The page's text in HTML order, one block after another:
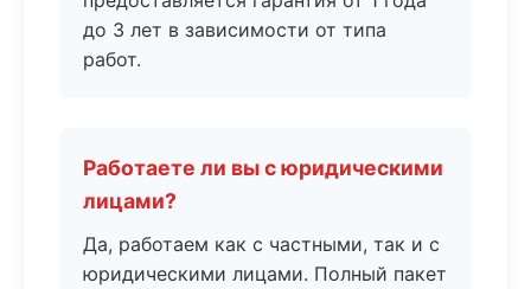
до 3 лет в зависимости от типа
работ.
Работаете ли вы с юридическими
лицами?
Да, работаем как с частными, так и с
юридическими лицами. Полный пакет